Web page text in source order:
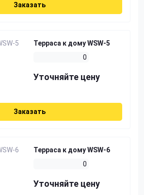
Заказать
Терраса к дому WSW-5
0
Уточняйте цену
Заказать
Терраса к дому WSW-6
0
Уточняйте цену